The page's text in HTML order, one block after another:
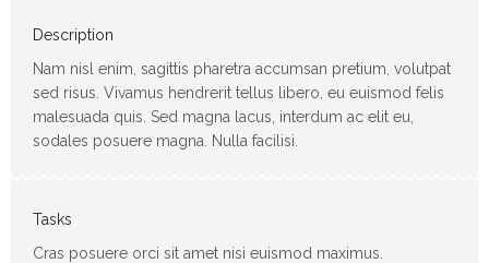
Description
Nam nisl enim, sagittis pharetra accumsan pretium, volutpat
sed risus. Vivamus hendrerit tellus libero, eu euismod felis
malesuada quis. Sed magna lacus, interdum ac elit eu,
sodales posuere magna. Nulla facilisi.
Tasks
Cras posuere orci sit amet nisi euismod maximus.